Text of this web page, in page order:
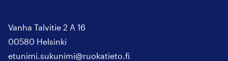
Vanha Talvitie 2 A 16
00580 Helsinki
etunimi.sukunimi@ruokatieto.fi